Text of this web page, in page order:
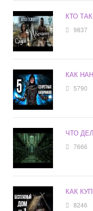
КТО
9837
КАК
5790
ЧТО
7666
КАК
8246